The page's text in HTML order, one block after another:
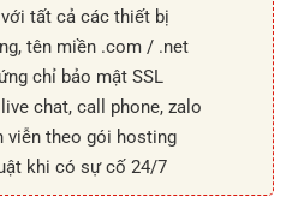
tất cả các thiết bị
tên miền .com / .net
chỉ bảo mật SSL
chat, call phone, zalo
viễn theo gói hosting
khi có sự cố 24/7